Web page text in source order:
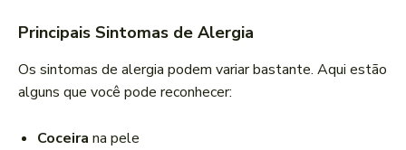
Principais Sintomas de Alergia
Os sintomas de alergia podem variar bastante. Aqui estão
alguns que você pode reconhecer:
Coceira na pele